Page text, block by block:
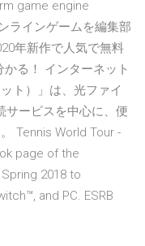
game engine
ラインゲームを編集部
年新作で人気で無料
る！ インターネット
ト）」は、光ファイ
サービスを中心に、便
Tennis World Tour -
page of the
2018 to
and PC. ESRB